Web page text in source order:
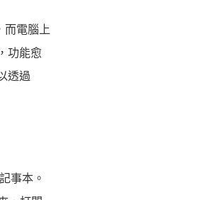
而電腦上
功能愈
透過
事本。